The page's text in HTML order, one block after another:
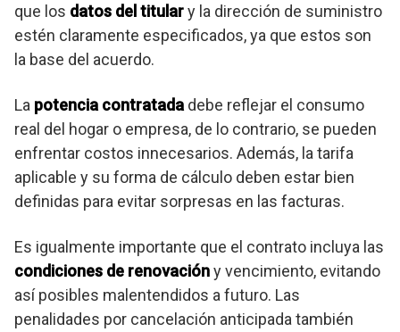
que los datos del titulary la dirección de suministro
estén claramente especificados, ya que estos son
la base del acuerdo.
La potencia contratada debe reflejar el consumo
real del hogar o empresa, de lo contrario, se pueden
enfrentar costos innecesarios. Además, la tarifa
aplicable y su forma de cálculo deben estar bien
definidas para evitar sorpresas en las facturas.
Es igualmente importante que el contrato incluya las
condiciones de renovacióny vencimiento, evitando
así posibles malentendidos a futuro. Las
penalidades por cancelación anticipada también